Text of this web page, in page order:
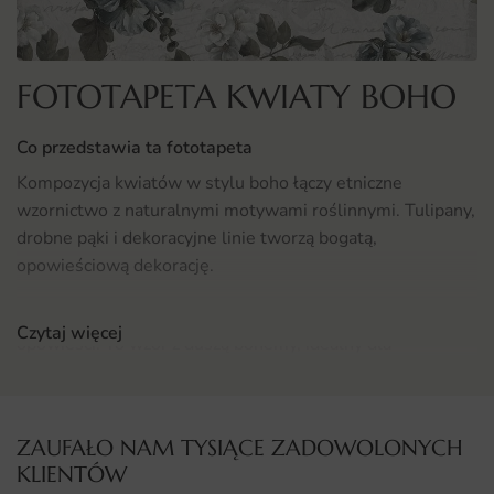
FOTOTAPETA KWIATY BOHO
Co przedstawia ta fototapeta
Kompozycja kwiatów w stylu boho łączy etniczne
wzornictwo z naturalnymi motywami roślinnymi. Tulipany,
drobne pąki i dekoracyjne linie tworzą bogatą,
opowieściową dekorację.
opowieści. To wzór z duszą bohemy, idealny dla
Fototapeta Kwiaty Boho sprawdzi się jako efektowne tło
sofy w salonie, dekoracja ściany za telewizorem albo
Czytaj więcej
ZAUFAŁO NAM TYSIĄCE ZADOWOLONYCH
KLIENTÓW